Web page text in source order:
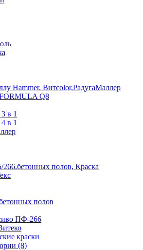
Hammer. Витcolor,РадугаМаллер
Q8
в 1
в 1
полов, Краска
полов
ПФ-266
краски
(8)